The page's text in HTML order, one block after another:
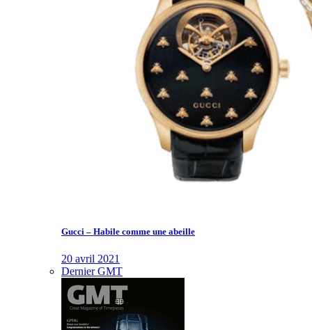
Gucci – Habile comme une abeille
20 avril 2021
Dernier GMT